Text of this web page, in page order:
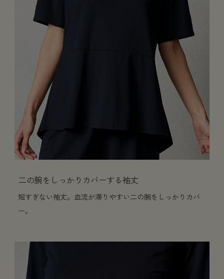
二の腕をしっかりカバーする袖丈
短すぎない袖丈。血流が滞りやすい二の腕をしっかりカバ
ー。